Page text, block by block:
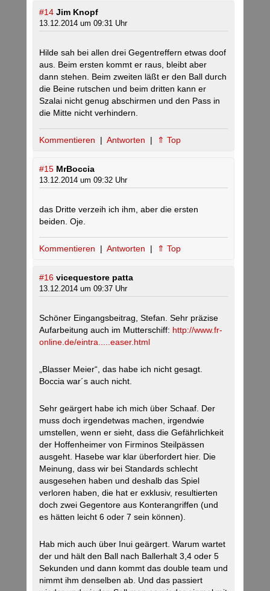
#14 Jim Knopf
13.12.2014 um 09:31 Uhr
Hilde sah bei allen drei Gegentreffern etwas doof
aus. Beim ersten kommt er raus, bleibt aber
dann stehen. Beim zweiten läßt er den Ball durch
die Beine rutschen und beim dritten kann er
Szalai nicht genug abschirmen und den Pass in
die Mitte nicht verhindern.
Kommentieren | Antworten | ⇑ Top
#15 MrBoccia
13.12.2014 um 09:32 Uhr
das Dritte verzeih ich ihm, aber die ersten
beiden. Oje.
Kommentieren | Antworten | ⇑ Top
#16 vicequestore patta
13.12.2014 um 09:37 Uhr
Schöner Eingangsbeitrag, Stefan. Sehr präzise
Aufarbeitung auch im Mutterschiff: http://www.fr-
online.de/eintra.....easer.html
„Blasser Meier“, das habe ich nicht gesagt.
Boccia war´s auch nicht.
Sehr geärgert habe ich mich über Schaaf. Der
muss doch irgendetwas machen, irgendwie
umstellen, wenn er sieht, dass die Gefährlichkeit
der Hoffenheimer von Firminos Steilpässen
ausgeht. Hasebe war klar überfordert hier. Die
Meinung, dass wir bei Standards schlecht
ausgesehen haben und deshalb das Spiel
verloren haben, die hat er exklusiv, resultierten
doch zwei Gegentore aus Konterangriffen (und
es hätten leicht 6 oder 7 sein können).
Hab mich auch über Inui geärgert. Warum wartet
der und hält den Ball nach Ballerhalt 3,4 oder 5
Sekunden und dann kommt das double team und
nimmt ihm denselben ab. Und das passiert